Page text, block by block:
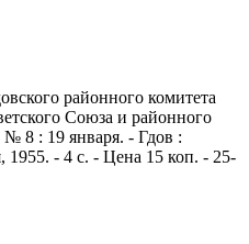
районного комитета
Союза и районного
№ 8 : 19 января. - Гдов :
1955. - 4 с. - Цена 15 коп. - 25-